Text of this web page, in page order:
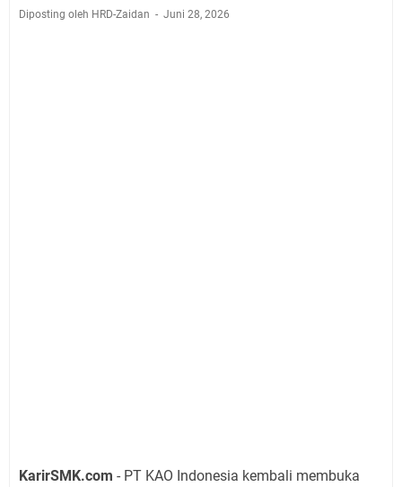
Diposting oleh HRD-Zaidan Juni 28, 2026
KarirSMK.com - PT KAO Indonesia kembali membuka